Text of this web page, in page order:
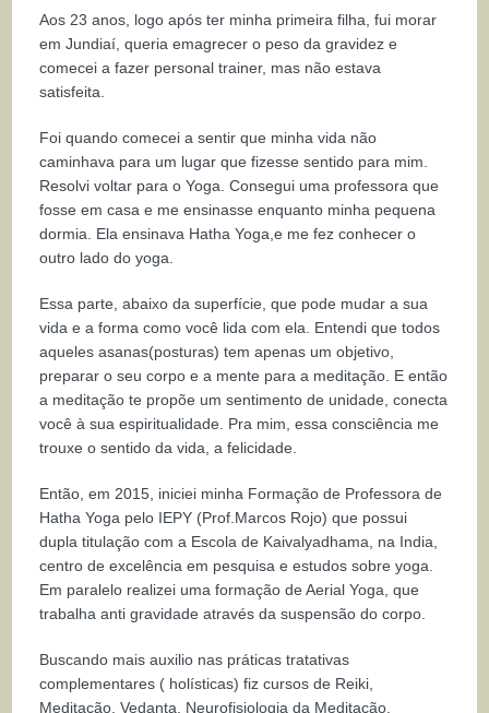
Aos 23 anos, logo após ter minha primeira filha, fui morar
em Jundiaí, queria emagrecer o peso da gravidez e
comecei a fazer personal trainer, mas não estava
satisfeita.
Foi quando comecei a sentir que minha vida não
caminhava para um lugar que fizesse sentido para mim.
Resolvi voltar para o Yoga. Consegui uma professora que
fosse em casa e me ensinasse enquanto minha pequena
dormia. Ela ensinava Hatha Yoga,e me fez conhecer o
outro lado do yoga.
Essa parte, abaixo da superfície, que pode mudar a sua
vida e a forma como você lida com ela. Entendi que todos
aqueles asanas(posturas) tem apenas um objetivo,
preparar o seu corpo e a mente para a meditação. E então
a meditação te propõe um sentimento de unidade, conecta
você à sua espiritualidade. Pra mim, essa consciência me
trouxe o sentido da vida, a felicidade.
Então, em 2015, iniciei minha Formação de Professora de
Hatha Yoga pelo IEPY (Prof.Marcos Rojo) que possui
dupla titulação com a Escola de Kaivalyadhama, na India,
centro de excelência em pesquisa e estudos sobre yoga.
Em paralelo realizei uma formação de Aerial Yoga, que
trabalha anti gravidade através da suspensão do corpo.
Buscando mais auxilio nas práticas tratativas
complementares ( holísticas) fiz cursos de Reiki,
Meditação, Vedanta, Neurofisiologia da Meditação,